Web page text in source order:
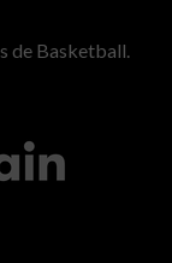
de Basketball.